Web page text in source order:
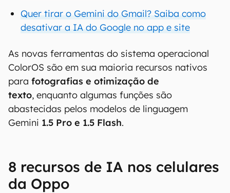
Quer tirar o Gemini do Gmail? Saiba como
desativar a IA do Google no app e site
As novas ferramentas do sistema operacional
ColorOS são em sua maioria recursos nativos
para fotografias e otimização de
texto, enquanto algumas funções são
abastecidas pelos modelos de linguagem
Gemini 1.5 Pro e 1.5 Flash.
8 recursos de IA nos celulares
da Oppo